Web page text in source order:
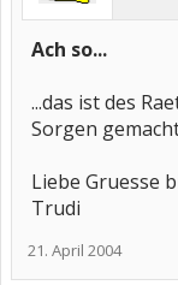
Ach so...
...das ist des
Sorgen
Liebe Gruesse
Trudi
21. April 2004